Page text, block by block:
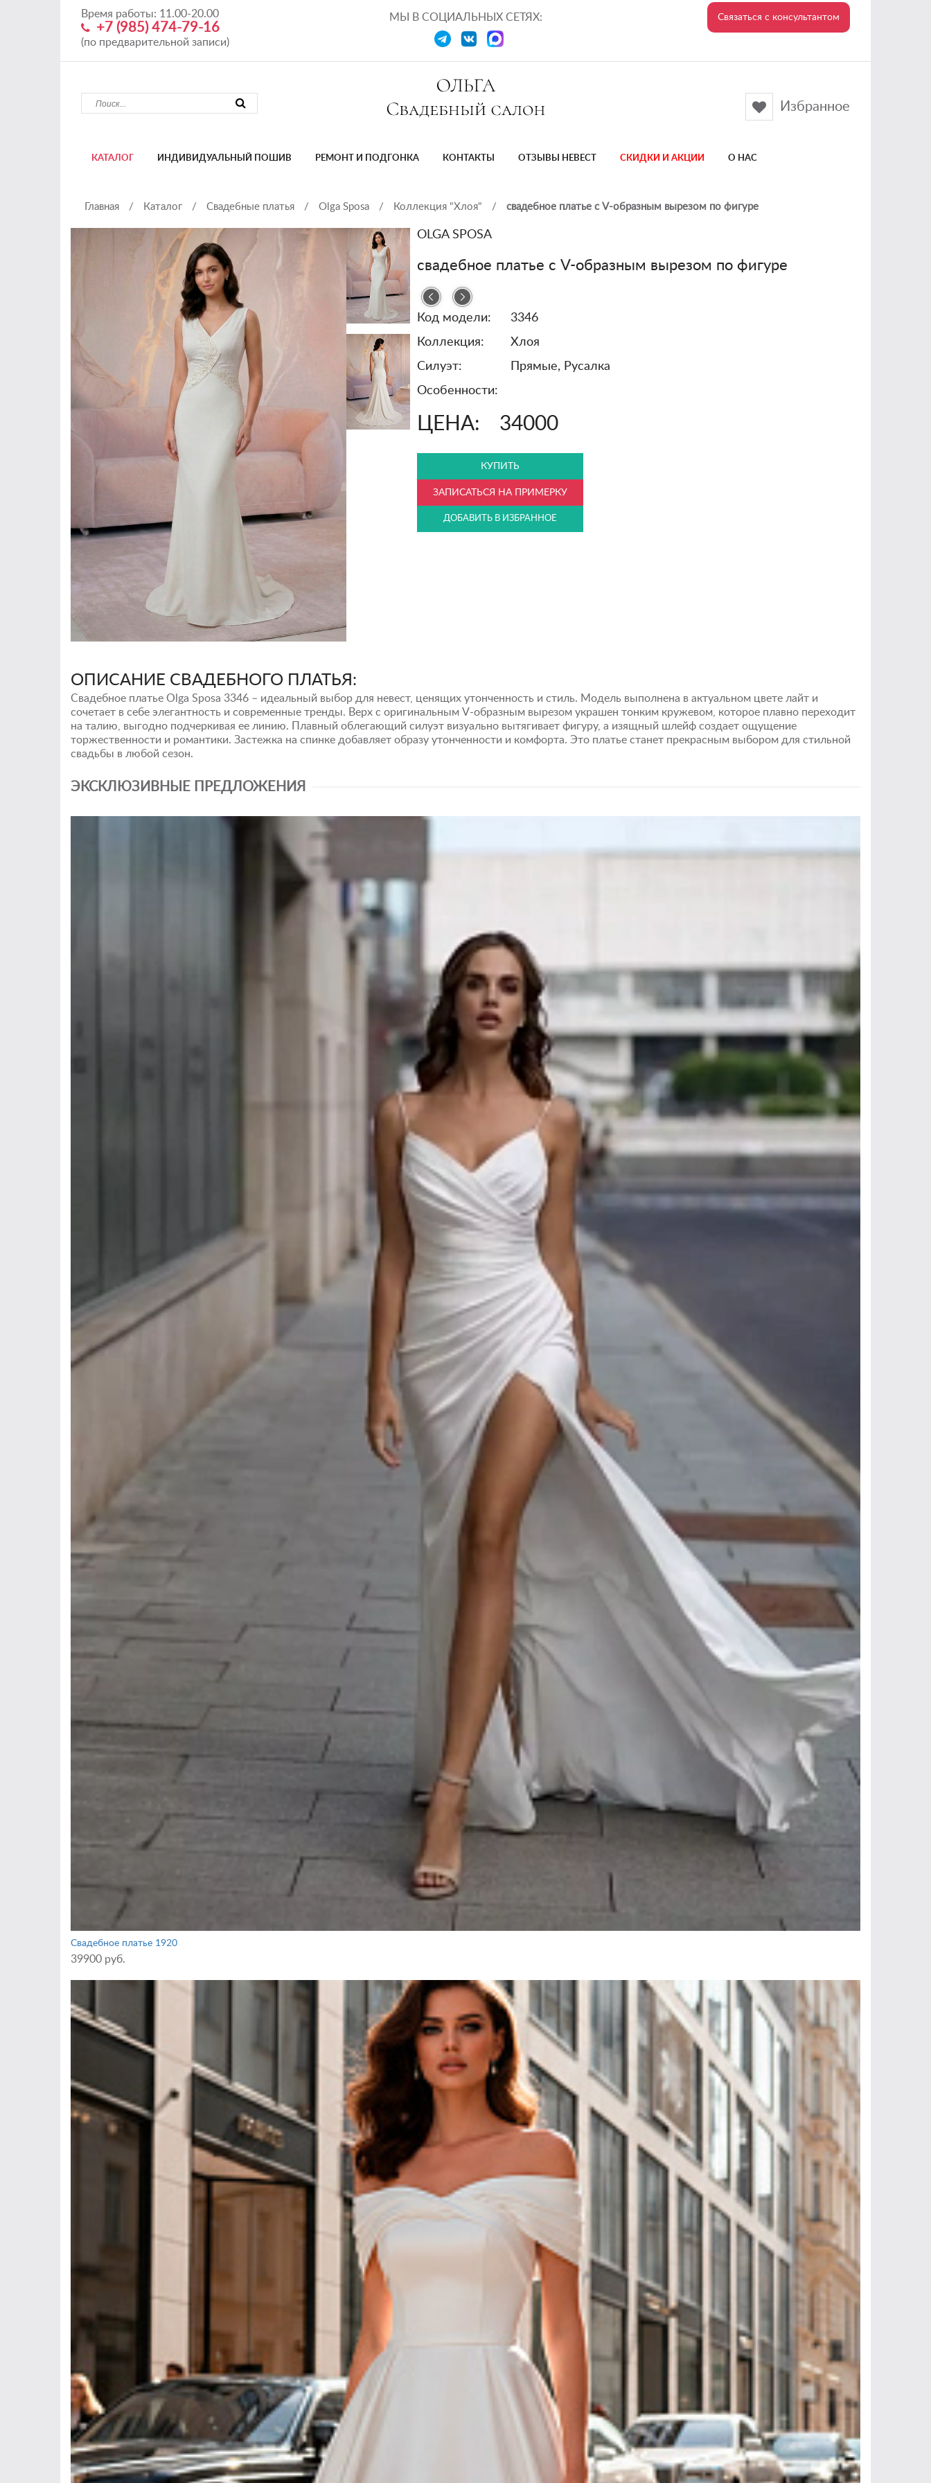
Время работы: 11.00-20.00
+7 (985) 474-79-16
(по предварительной записи)
МЫ В СОЦИАЛЬНЫХ СЕТЯХ: Связаться с консультантом
Избранное
КАТАЛОГ ИНДИВИДУАЛЬНЫЙ ПОШИВ РЕМОНТ И ПОДГОНКА КОНТАКТЫ ОТЗЫВЫ НЕВЕСТ СКИДКИ И АКЦИИ О НАС
Главная / Каталог / Свадебные платья / Olga Sposa / Коллекция "Хлоя" / свадебное платье с V-образным вырезом по фигуре
OLGA SPOSA
свадебное платье с V-образным вырезом по фигуре
Код модели:
3346
Коллекция:
Хлоя
Силуэт:
Прямые, Русалка
Особенности:
ЦЕНА: 34000
КУПИТЬ
ЗАПИСАТЬСЯ НА ПРИМЕРКУ
ДОБАВИТЬ В ИЗБРАННОЕ
ОПИСАНИЕ СВАДЕБНОГО ПЛАТЬЯ:
Свадебное платье Olga Sposa 3346 – идеальный выбор для невест, ценящих утонченность и стиль. Модель выполнена в актуальном цвете лайт и
сочетает в себе элегантность и современные тренды. Верх с оригинальным V-образным вырезом украшен тонким кружевом, которое плавно переходит
на талию, выгодно подчеркивая ее линию. Плавный облегающий силуэт визуально вытягивает фигуру, а изящный шлейф создает ощущение
торжественности и романтики. Застежка на спинке добавляет образу утонченности и комфорта. Это платье станет прекрасным выбором для стильной
свадьбы в любой сезон.
ЭКСКЛЮЗИВНЫЕ ПРЕДЛОЖЕНИЯ
Свадебное платье 1920
39900 руб.